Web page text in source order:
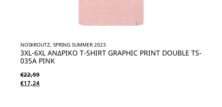
NOSKROUTZ, SPRING SUMMER 2023
3XL-6XL ΑΝΔΡΙΚΟ T-SHIRT GRAPHIC PRINT DOUBLE TS-
035A PINK
€22,99
€17,24